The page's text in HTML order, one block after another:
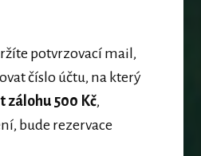
potvrzovací mail,
číslo účtu, na který
zálohu 500 Kč,
bude rezervace